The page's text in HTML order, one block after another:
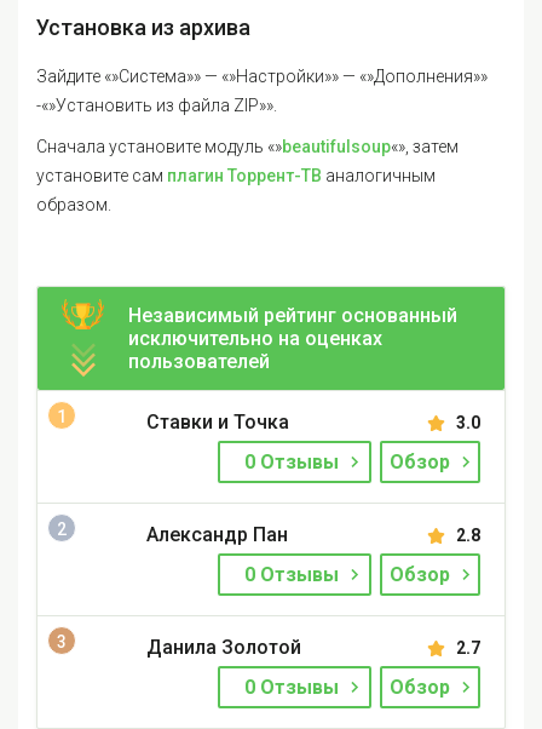
Установка из архива
Зайдите «»Система»» — «»Настройки»» — «»Дополнения»»
-«»Установить из файла ZIP»».
Сначала установите модуль «»beautifulsoup«», затем
установите сам плагин Торрент-ТВ аналогичным
образом.
Независимый рейтинг основанный
исключительно на оценках
пользователей
Ставки и Точка 3.0
0 Отзывы Обзор
Александр Пан 2.8
0 Отзывы Обзор
Данила Золотой 2.7
0 Отзывы Обзор